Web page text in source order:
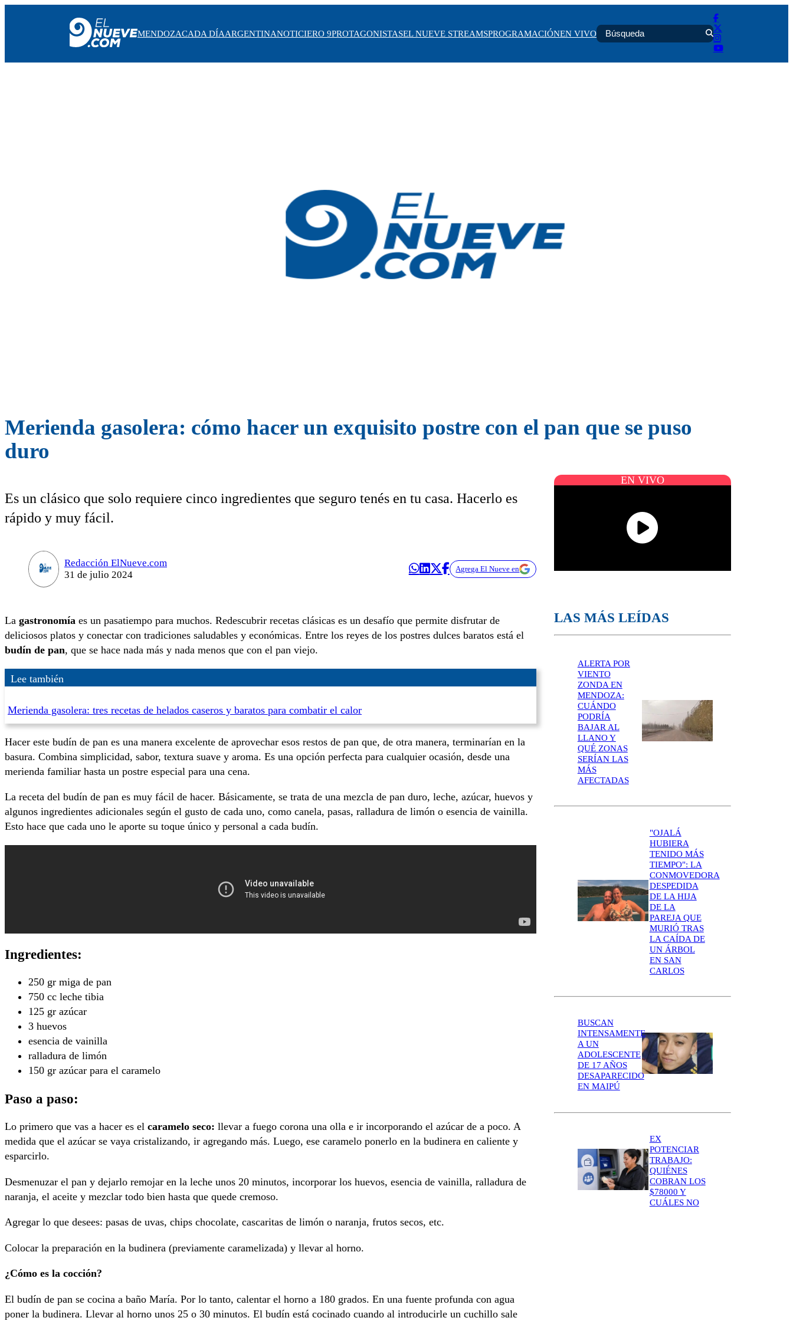
MENDOZACADA DÍAARGENTINANOTICIERO 9PROTAGONISTASEL NUEVE STREAMSPROGRAMACIÓNEN VIVO
Merienda gasolera: cómo hacer un exquisito postre con el pan que se puso
duro
Es un clásico que solo requiere cinco ingredientes que seguro tenés en tu casa. Hacerlo es
rápido y muy fácil.
Redacción ElNueve.com
31 de julio 2024
Agrega El Nueve en
La gastronomía es un pasatiempo para muchos. Redescubrir recetas clásicas es un desafío que permite disfrutar de
deliciosos platos y conectar con tradiciones saludables y económicas. Entre los reyes de los postres dulces baratos está el
budín de pan, que se hace nada más y nada menos que con el pan viejo.
Lee también
Merienda gasolera: tres recetas de helados caseros y baratos para combatir el calor
Hacer este budín de pan es una manera excelente de aprovechar esos restos de pan que, de otra manera, terminarían en la
basura. Combina simplicidad, sabor, textura suave y aroma. Es una opción perfecta para cualquier ocasión, desde una
merienda familiar hasta un postre especial para una cena.
La receta del budín de pan es muy fácil de hacer. Básicamente, se trata de una mezcla de pan duro, leche, azúcar, huevos y
algunos ingredientes adicionales según el gusto de cada uno, como canela, pasas, ralladura de limón o esencia de vainilla.
Esto hace que cada uno le aporte su toque único y personal a cada budín.
Ingredientes:
250 gr miga de pan
750 cc leche tibia
125 gr azúcar
3 huevos
esencia de vainilla
ralladura de limón
150 gr azúcar para el caramelo
Paso a paso:
Lo primero que vas a hacer es el caramelo seco: llevar a fuego corona una olla e ir incorporando el azúcar de a poco. A
medida que el azúcar se vaya cristalizando, ir agregando más. Luego, ese caramelo ponerlo en la budinera en caliente y
esparcirlo.
Desmenuzar el pan y dejarlo remojar en la leche unos 20 minutos, incorporar los huevos, esencia de vainilla, ralladura de
naranja, el aceite y mezclar todo bien hasta que quede cremoso.
Agregar lo que desees: pasas de uvas, chips chocolate, cascaritas de limón o naranja, frutos secos, etc.
Colocar la preparación en la budinera (previamente caramelizada) y llevar al horno.
¿Cómo es la cocción?
El budín de pan se cocina a baño María. Por lo tanto, calentar el horno a 180 grados. En una fuente profunda con agua
poner la budinera. Llevar al horno unos 25 o 30 minutos. El budín está cocinado cuando al introducirle un cuchillo sale
EN VIVO
LAS MÁS LEÍDAS
ALERTA POR
VIENTO
ZONDA EN
MENDOZA:
CUÁNDO
PODRÍA
BAJAR AL
LLANO Y
QUÉ ZONAS
SERÍAN LAS
MÁS
AFECTADAS
"OJALÁ
HUBIERA
TENIDO MÁS
TIEMPO": LA
CONMOVEDORA
DESPEDIDA
DE LA HIJA
DE LA
PAREJA QUE
MURIÓ TRAS
LA CAÍDA DE
UN ÁRBOL
EN SAN
CARLOS
BUSCAN
INTENSAMENTE
A UN
ADOLESCENTE
DE 17 AÑOS
DESAPARECIDO
EN MAIPÚ
EX
POTENCIAR
TRABAJO:
QUIÉNES
COBRAN LOS
$78000 Y
CUÁLES NO